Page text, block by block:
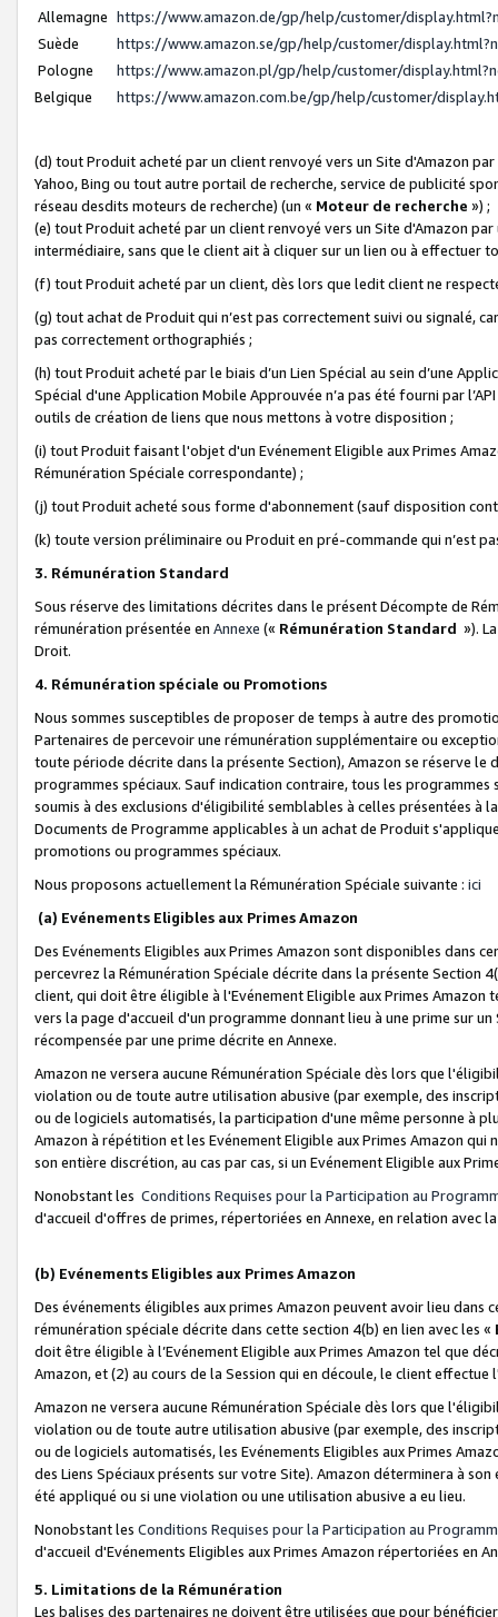
Allemagne https://www.amazon.de/gp/help/customer/
Suède
https://www.amazon.se/gp/help/customer/
Pologne
https://www.amazon.pl/gp/help/customer/
Belgique
https://www.amazon.com.be/gp/help/customer/
(d) tout Produit acheté par un client renvoyé vers un Site d'Amazon
Yahoo, Bing ou tout autre portail de recherche, service de publicité
réseau desdits moteurs de recherche) (un « Moteur de recherche ») ;
(e) tout Produit acheté par un client renvoyé vers un Site d'Amazon
intermédiaire, sans que le client ait à cliquer sur un lien ou à
(f) tout Produit acheté par un client, dès lors que ledit client ne
(g) tout achat de Produit qui n’est pas correctement suivi ou signalé,
pas correctement orthographiés ;
(h) tout Produit acheté par le biais d’un Lien Spécial au sein d’une
Spécial d'une Application Mobile Approuvée n’a pas été fourni par
outils de création de liens que nous mettons à votre disposition ;
(i) tout Produit faisant l'objet d'un Evénement Eligible aux Primes
Rémunération Spéciale correspondante) ;
(j) tout Produit acheté sous forme d'abonnement (sauf disposition
(k) toute version préliminaire ou Produit en pré-commande qui n’est
3. Rémunération Standard
Sous réserve des limitations décrites dans le présent Décompte de
rémunération présentée en Annexe (« Rémunération Standard »).
Droit.
4. Rémunération spéciale ou Promotions
Nous sommes susceptibles de proposer de temps à autre des
Partenaires de percevoir une rémunération supplémentaire ou
toute période décrite dans la présente Section), Amazon se réserve
programmes spéciaux. Sauf indication contraire, tous les
soumis à des exclusions d'éligibilité semblables à celles présentées à
Documents de Programme applicables à un achat de Produit
promotions ou programmes spéciaux.
Nous proposons actuellement la Rémunération Spéciale suivante : ici
(a) Evénements Eligibles aux Primes Amazon
Des Evénements Eligibles aux Primes Amazon sont disponibles dans
percevrez la Rémunération Spéciale décrite dans la présente Section
client, qui doit être éligible à l'Evénement Eligible aux Primes Amazon
vers la page d'accueil d'un programme donnant lieu à une prime sur
récompensée par une prime décrite en Annexe.
Amazon ne versera aucune Rémunération Spéciale dès lors que
violation ou de toute autre utilisation abusive (par exemple, des
ou de logiciels automatisés, la participation d'une même personne à
Amazon à répétition et les Evénement Eligible aux Primes Amazon qui
son entière discrétion, au cas par cas, si un Evénement Eligible aux
Nonobstant les Conditions Requises pour la Participation au
d'accueil d'offres de primes, répertoriées en Annexe, en relation avec
(b) Evénements Eligibles aux Primes Amazon
Des événements éligibles aux primes Amazon peuvent avoir lieu dans
rémunération spéciale décrite dans cette section 4(b) en lien avec les «
doit être éligible à l’Evénement Eligible aux Primes Amazon tel que
Amazon, et (2) au cours de la Session qui en découle, le client
Amazon ne versera aucune Rémunération Spéciale dès lors que
violation ou de toute autre utilisation abusive (par exemple, des
ou de logiciels automatisés, les Evénements Eligibles aux Primes
des Liens Spéciaux présents sur votre Site). Amazon déterminera à
été appliqué ou si une violation ou une utilisation abusive a eu lieu.
Nonobstant les Conditions Requises pour la Participation au
d'accueil d'Evénements Eligibles aux Primes Amazon répertoriées en
5. Limitations de la Rémunération
Les balises des partenaires ne doivent être utilisées que pour